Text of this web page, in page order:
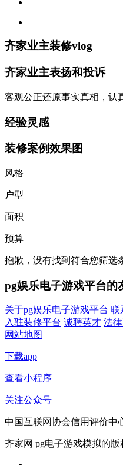
齐家业主装修vlog
齐家业主表扬和投诉
客观公正还原事实真相，认
经验灵感
装修案例效果图
风格
户型
面积
预算
抱歉，没有找到符合您筛选
pg娱乐电子游戏平台的
关于pg娱乐电子游戏平台 联
入驻装修平台 诚聘英才 法
网站地图
下载app
查看小程序
关注公众号
中国互联网协会信用评价中
齐家网 pg电子游戏模拟的版